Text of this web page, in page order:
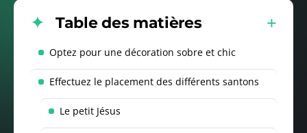
Table des matières
Optez pour une décoration sobre et chic
Effectuez le placement des différents santons
Le petit Jésus